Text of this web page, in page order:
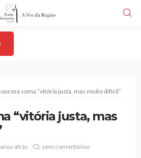
soma “vitória justa, mas muito difícil”
“vitória justa, mas
atrás sem comentários